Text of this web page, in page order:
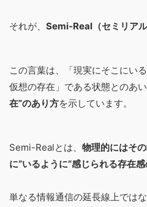
それが、 Semi-Real（セミリアル
この言葉は、「現実にそこにい
仮想の存在」である状態とのあい
在”のあり方を示しています。
Semi-Realとは、 物理的にはそ
に“いるように”感じられる存在
単なる情報通信の延長線上ではな